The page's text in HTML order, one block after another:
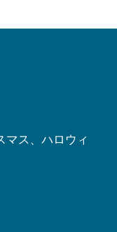
マス、ハロウィ